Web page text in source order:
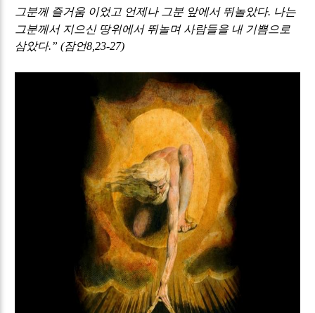
그분께 즐거움 이었고 언제나 그분 앞에서 뛰놀았다. 나는
그분께서 지으신 땅위에서 뛰놀며 사람들을 내 기쁨으로
삼았다.” (잠언8,23-27)